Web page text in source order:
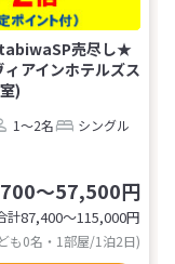
tabiwaSP売尽し★
アインホテルズス
)
1～2名
シングル
～57,500円
計87,400〜115,000円
も0名・1部屋/1泊2日)